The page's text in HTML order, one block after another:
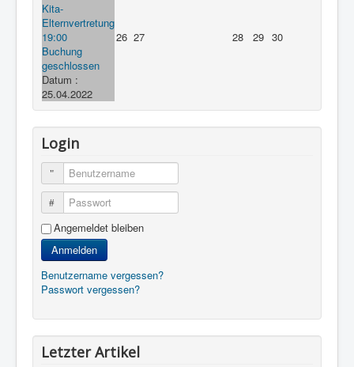
Kita-
Elternvertretung
19:00
Buchung
geschlossen
Datum :
25.04.2022
26 27 28 29 30
Login
Benutzername
Passwort
Angemeldet bleiben
Anmelden
Benutzername vergessen?
Passwort vergessen?
Letzter Artikel